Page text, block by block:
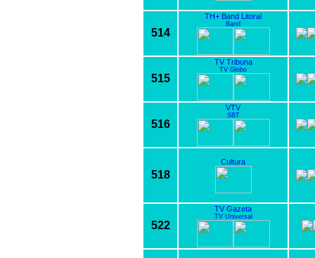
514
TH+ Band Litoral
Band
515
TV Tribuna
TV Globo
516
VTV
SBT
518
Cultura
522
TV Gazeta
TV Universal